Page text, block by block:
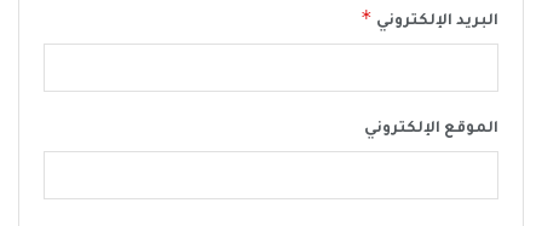
البريد الإلكتروني *
الموقع الإلكتروني